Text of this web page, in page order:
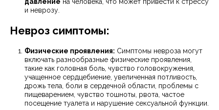
и неврозу.
Невроз симптомы:
Физические проявления: Симптомы невроза могут
включать разнообразные физические проявления,
такие как головная боль, чувство головокружения,
учащенное сердцебиение, увеличенная потливость,
дрожь тела, боли в сердечной области, проблемы с
пищеварением, чувство тошноты, рвота, частое
посещение туалета и нарушение сексуальной функции.